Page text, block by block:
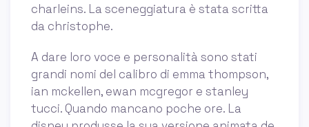
charleins. La sceneggiatura è stata scritta
da christophe.
A dare loro voce e personalità sono stati
grandi nomi del calibro di emma thompson,
ian mckellen, ewan mcgregor e stanley
tucci. Quando mancano poche ore. La